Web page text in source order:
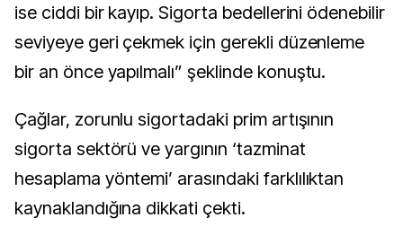
ise ciddi bir kayıp. Sigorta bedellerini ödenebilir
seviyeye geri çekmek için gerekli düzenleme
bir an önce yapılmalı” şeklinde konuştu.
Çağlar, zorunlu sigortadaki prim artışının
sigorta sektörü ve yargının ‘tazminat
hesaplama yöntemi’ arasındaki farklılıktan
kaynaklandığına dikkati çekti.